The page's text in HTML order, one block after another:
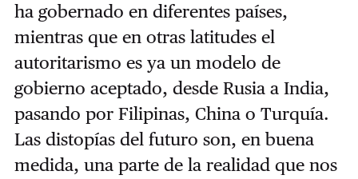
ha gobernado en diferentes países,
mientras que en otras latitudes el
autoritarismo es ya un modelo de
gobierno aceptado, desde Rusia a India,
pasando por Filipinas, China o Turquía.
Las distopías del futuro son, en buena
medida, una parte de la realidad que nos